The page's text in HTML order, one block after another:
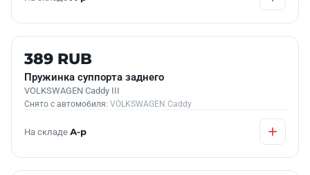
Б/У В НАЛИЧИИ
389 RUB
Пружинка суппорта заднего
VOLKSWAGEN Caddy III
Снято с автомобиля: VOLKSWAGEN Caddy
На складе А-р